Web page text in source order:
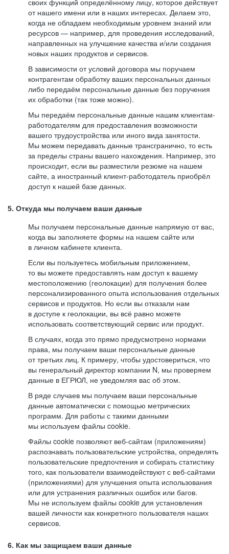
своих функций определённому лицу, которое действует
от нашего имени или в наших интересах. Делаем это,
когда не обладаем необходимым уровнем знаний или
ресурсов — например, для проведения исследований,
направленных на улучшение качества и/или создания
новых наших продуктов и сервисов.
В зависимости от условий договора мы поручаем
контрагентам обработку ваших персональных данных
либо передаём персональные данные без поручения
их обработки (так тоже можно).
Мы передаём персональные данные нашим клиентам-
работодателям для предоставления возможности
вашего трудоустройства или иного вида занятости.
Мы можем передавать данные трансгранично, то есть
за пределы страны вашего нахождения. Например, это
происходит, если вы разместили резюме на нашем
сайте, а иностранный клиент-работодатель приобрёл
доступ к нашей базе данных.
5. Откуда мы получаем ваши данные
Мы получаем персональные данные напрямую от вас,
когда вы заполняете формы на нашем сайте или
в личном кабинете клиента.
Если вы пользуетесь мобильным приложением,
то вы можете предоставлять нам доступ к вашему
местоположению (геолокации) для получения более
персонализированного опыта использования отдельных
сервисов и продуктов. Но если вы отказали нам
в доступе к геолокации, вы всё равно можете
использовать соответствующий сервис или продукт.
В случаях, когда это прямо предусмотрено нормами
права, мы получаем ваши персональные данные
от третьих лиц. К примеру, чтобы удостовериться, что
вы генеральный директор компании N, мы проверяем
данные в ЕГРЮЛ, не уведомляя вас об этом.
В ряде случаев мы получаем ваши персональные
данные автоматически с помощью метрических
программ. Для работы с такими данными
мы используем файлы cookie.
Файлы cookie позволяют веб-сайтам (приложениям)
распознавать пользовательские устройства, определять
пользовательские предпочтения и собирать статистику
того, как пользователи взаимодействуют с веб-сайтами
(приложениями) для улучшения опыта использования
или для устранения различных ошибок или багов.
Мы не используем файлы cookie для установления
вашей личности как конкретного пользователя наших
сервисов.
6. Как мы защищаем ваши данные